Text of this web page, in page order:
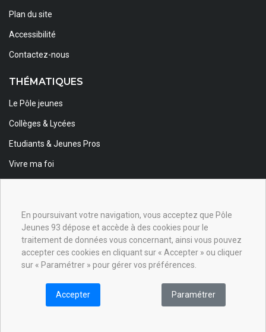
Plan du site
Accessibilité
Contactez-nous
THÉMATIQUES
Le Pôle jeunes
Collèges & Lycées
Etudiants & Jeunes Pros
Vivre ma foi
INSCRIPTION NEWSLETTER
Inscrivez-vous à la newsletter pour être informé des événements
et actualités de notre site.
Inscription
En poursuivant votre navigation, vous acceptez que Pôle
Jeunes 93 dépose et accède à des cookies pour le
traitement de données vous concernant, ainsi vous pouvez
accepter ces cookies en cliquant sur « Accepter » ou cliquer
sur « Paramétrer » pour gérer vos préférences.
Accepter Paramétrer